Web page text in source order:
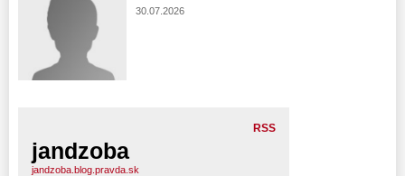
30.07.2026
RSS
jandzoba
jandzoba.blog.pravda.sk